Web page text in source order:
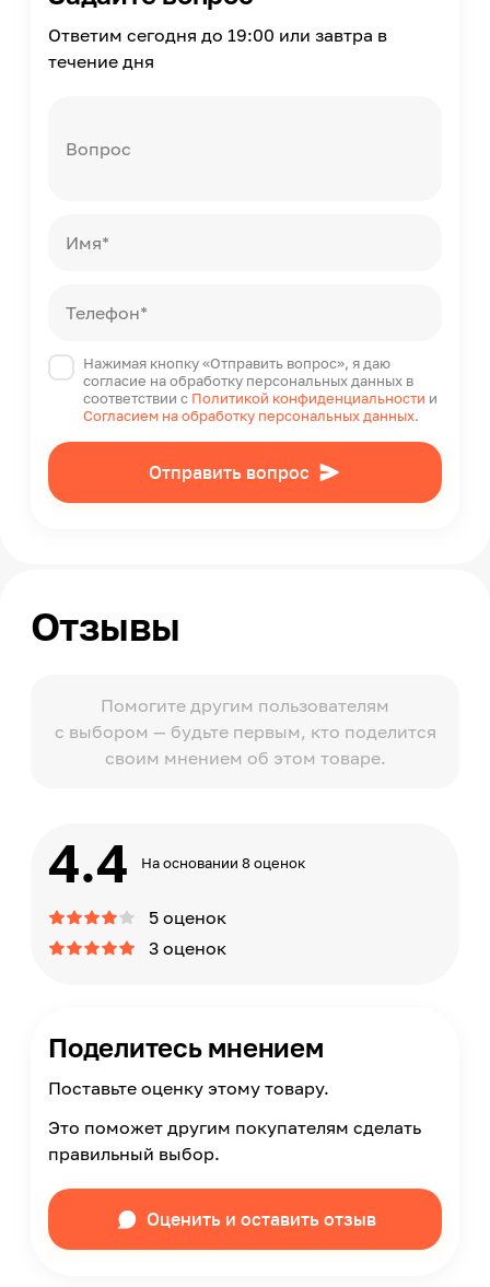
Ответим сегодня до 19:00 или завтра в
течение дня
Вопрос
Имя*
Телефон*
Нажимая кнопку «Отправить вопрос», я даю
согласие на обработку персональных данных в
соответствии с Политикой конфиденциальности и
Согласием на обработку персональных данных.
Отправить вопрос
Отзывы
Помогите другим пользователям
с выбором — будьте первым, кто поделится
своим мнением об этом товаре.
4.4 На основании 8 оценок
5 оценок
3 оценок
Поделитесь мнением
Поставьте оценку этому товару.
Это поможет другим покупателям сделать
правильный выбор.
Оценить и оставить отзыв